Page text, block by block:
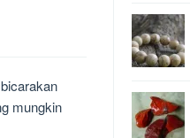
mungkin